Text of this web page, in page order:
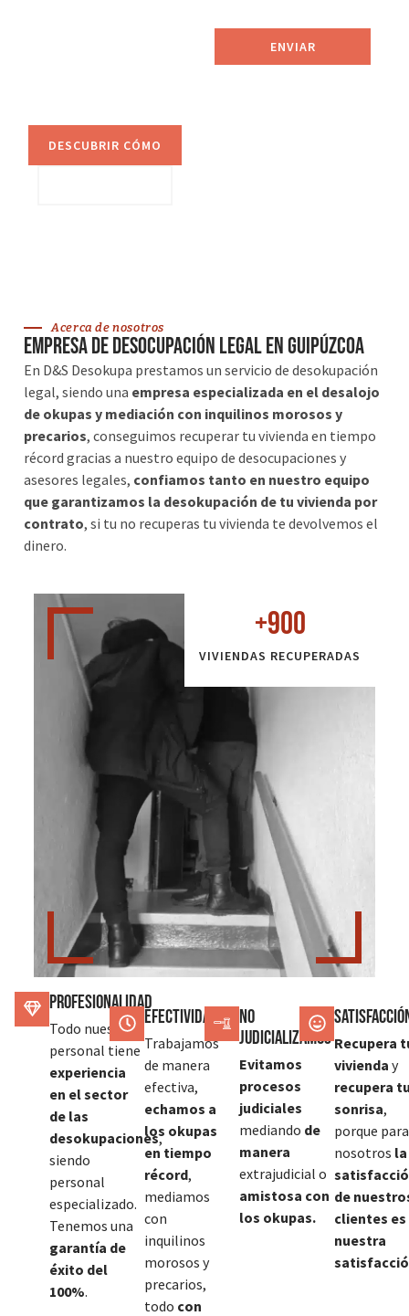
DESCUBRIR CÓMO
ENVIAR
Acerca de nosotros
Empresa de desocupación legal en Guipúzcoa
En D&S Desokupa prestamos un servicio de desokupación
legal, siendo una empresa especializada en el desalojo
de okupas y mediación con inquilinos morosos y
precarios, conseguimos recuperar tu vivienda en tiempo
récord gracias a nuestro equipo de desocupaciones y
asesores legales, confiamos tanto en nuestro equipo
que garantizamos la desokupación de tu vivienda por
contrato, si tu no recuperas tu vivienda te devolvemos el
dinero.
VIVIENDAS RECUPERADAS
+900
Profesionalidad
Todo nuestro
personal tiene
experiencia
en el sector
de las
desokupaciones,
siendo
personal
especializado.
Tenemos una
garantía de
éxito del
100%.
Efectividad
Trabajamos
de manera
efectiva,
echamos a
los okupas
en tiempo
récord,
mediamos
con
inquilinos
morosos y
precarios,
todo con
No
judicializamos
Evitamos
procesos
judiciales
mediando de
manera
extrajudicial o
amistosa con
los okupas.
Recupera
vivienda y
recupera
sonrisa,
porque para
nosotros la
de
clientes es
nuestra